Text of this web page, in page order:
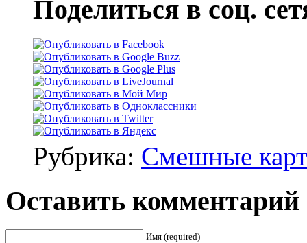
Поделиться в соц.
Рубрика: Смешные
Оставить комментарий
Имя (required)